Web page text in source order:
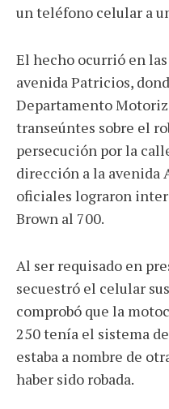
un teléfono celular a
El hecho ocurrió en
avenida Patricios,
Departamento
transeúntes sobre el
persecución por la
dirección a la avenida
oficiales lograron
Brown al 700.
Al ser requisado en
secuestró el celular
comprobó que la
250 tenía el sistema
estaba a nombre de
haber sido robada.